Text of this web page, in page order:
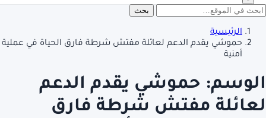
بحث
الرئيسية
حموشي يقدم الدعم لعائلة مفتش شرطة فارق الحياة في عملية
أمنية
الوسم: حموشي يقدم الدعم
لعائلة مفتش شرطة فارق